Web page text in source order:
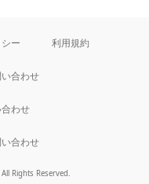
ー 利用規約
合わせ
わせ
合わせ
Rights Reserved.